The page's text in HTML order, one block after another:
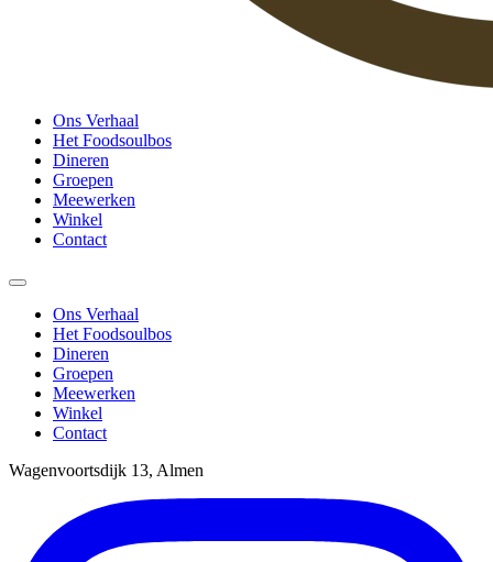
Ons Verhaal
Het Foodsoulbos
Dineren
Groepen
Meewerken
Winkel
Contact
Ons Verhaal
Het Foodsoulbos
Dineren
Groepen
Meewerken
Winkel
Contact
Wagenvoortsdijk 13, Almen